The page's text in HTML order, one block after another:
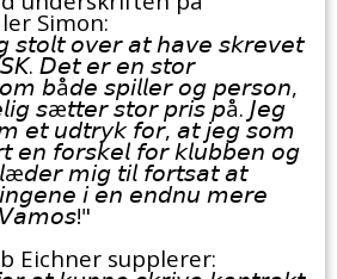
Simon:
𝘴𝘵𝘰𝘭𝘵 𝘰𝘷𝘦𝘳 𝘢𝘵 𝘩𝘢𝘷𝘦 𝘴𝘬𝘳𝘦𝘷𝘦𝘵
𝘋𝘦𝘵 𝘦𝘳 𝘦𝘯 𝘴𝘵𝘰𝘳
𝘣å𝘥𝘦 𝘴𝘱𝘪𝘭𝘭𝘦𝘳 𝘰𝘨 𝘱𝘦𝘳𝘴𝘰𝘯,
𝘴æ𝘵𝘵𝘦𝘳 𝘴𝘵𝘰𝘳 𝘱𝘳𝘪𝘴 𝘱å. 𝘑𝘦𝘨
𝘦𝘵 𝘶𝘥𝘵𝘳𝘺𝘬 𝘧𝘰𝘳, 𝘢𝘵 𝘫𝘦𝘨 𝘴𝘰𝘮
𝘦𝘯 𝘧𝘰𝘳𝘴𝘬𝘦𝘭 𝘧𝘰𝘳 𝘬𝘭𝘶𝘣𝘣𝘦𝘯 𝘰𝘨
𝘮𝘪𝘨 𝘵𝘪𝘭 𝘧𝘰𝘳𝘵𝘴𝘢𝘵 𝘢𝘵
𝘪 𝘦𝘯 𝘦𝘯𝘥𝘯𝘶 𝘮𝘦𝘳𝘦
𝘝𝘢𝘮𝘰𝘴!"
Eichner supplerer: